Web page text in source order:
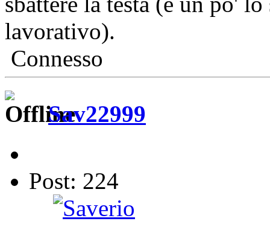
lavorativo).
Connesso
Sav22999
Post: 224